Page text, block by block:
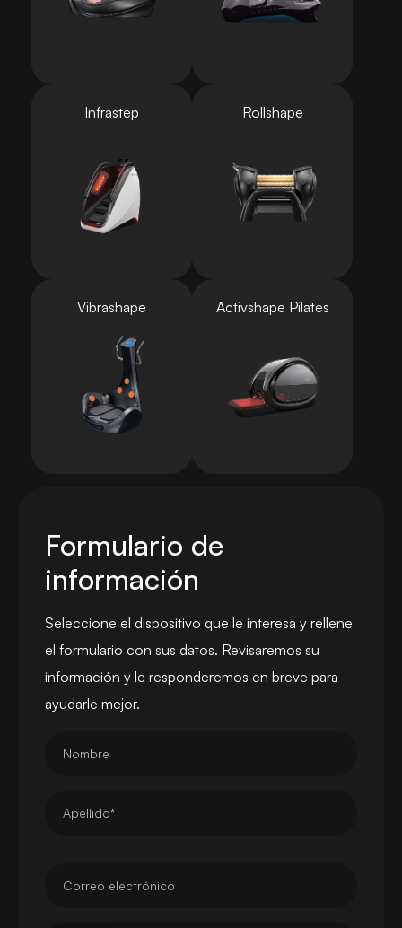
Infrastep Rollshape
Vibrashape Activshape Pilates
Formulario de
información
Seleccione el dispositivo que le interesa y rellene
el formulario con sus datos. Revisaremos su
información y le responderemos en breve para
ayudarle mejor.